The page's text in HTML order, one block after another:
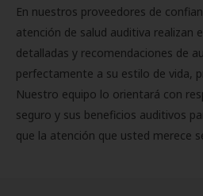
En nuestros proveedores de
atención de salud auditiva realizan
detalladas y recomendaciones de
perfectamente a su estilo de vida,
Nuestro equipo lo orientará con
seguro y sus beneficios auditivos
que la atención que usted merece